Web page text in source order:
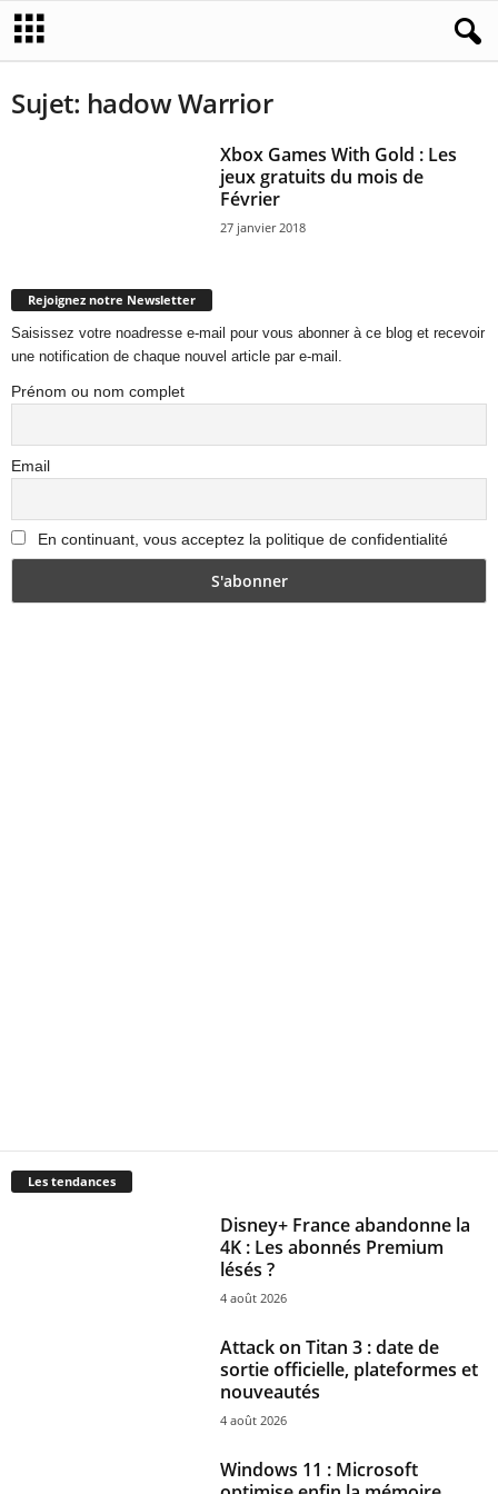
Sujet: hadow Warrior
Xbox Games With Gold : Les
jeux gratuits du mois de
Février
27 janvier 2018
Rejoignez notre Newsletter
Saisissez votre noadresse e-mail pour vous abonner à ce blog et recevoir
une notification de chaque nouvel article par e-mail.
Prénom ou nom complet
Email
En continuant, vous acceptez la politique de confidentialité
Les tendances
Disney+ France abandonne la
4K : Les abonnés Premium
lésés ?
4 août 2026
Attack on Titan 3 : date de
sortie officielle, plateformes et
nouveautés
4 août 2026
Windows 11 : Microsoft